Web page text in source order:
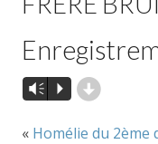
Vm P d
« Homélie du 2ème